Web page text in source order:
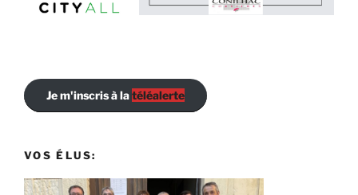
Je m'inscris à latéléalerte
VOS ÉLUS: